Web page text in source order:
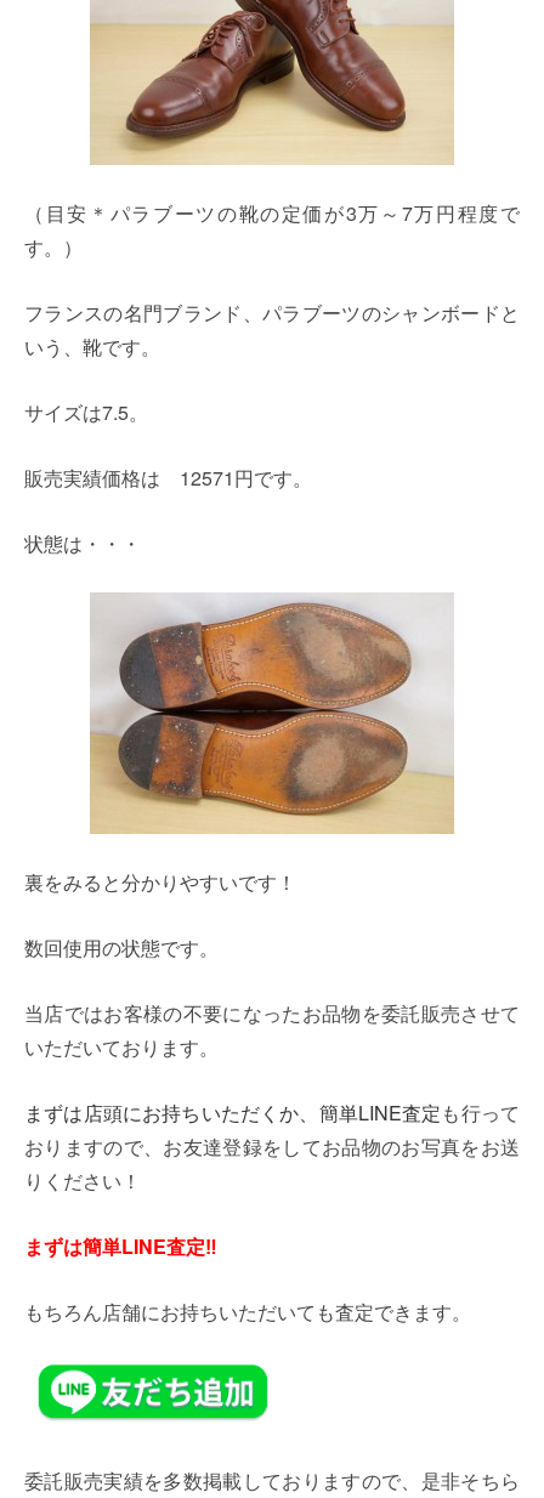
（目安＊パラブーツの靴の定価が3万～7万円程度で
す。）
フランスの名門ブランド、パラブーツのシャンボードと
いう、靴です。
サイズは7.5。
販売実績価格は 12571円です。
状態は・・・
裏をみると分かりやすいです！
数回使用の状態です。
当店ではお客様の不要になったお品物を委託販売させて
いただいております。
まずは店頭にお持ちいただくか、簡単LINE査定も行って
おりますので、お友達登録をしてお品物のお写真をお送
りください！
まずは簡単LINE査定‼
もちろん店舗にお持ちいただいても査定できます。
委託販売実績を多数掲載しておりますので、是非そちら